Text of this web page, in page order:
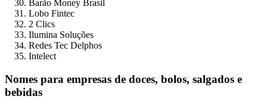
Barão Money Brasil
Lobo Fintec
2 Clics
Ilumina Soluções
Redes Tec Delphos
Intelect
Nomes para empresas de doces, bolos, salgados e
bebidas